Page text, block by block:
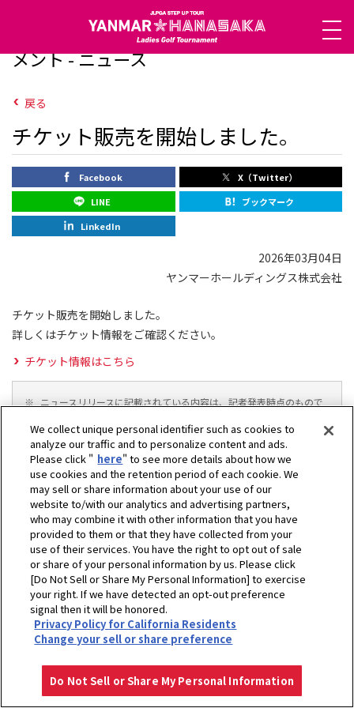
ヤンマーハナサカレディースゴルフトーナ
メント - ニュース
戻る
チケット販売を開始しました。
Facebook
X（Twitter）
LINE
ブックマーク
LinkedIn
2026年03月04日
ヤンマーホールディングス株式会社
チケット販売を開始しました。
詳しくはチケット情報をご確認ください。
チケット情報はこちら
※ ニュースリリースに記載されている内容は、記者発表時点のもので
願います。
ホーム 企業情報 スポーツ協賛活動
ゴルフ
ヤンマーハナサカ レディースゴルフトーナメント
チケット販売を開始しました。
Copyright © YANMAR HOLDINGS CO., LTD. All rights reserved.
プライバシーポリシー クッキーポリシー
We collect unique personal identifier such as cookies to
analyze our traffic and to personalize content and ads.
Please click " here" to see more details about how we
use cookies and the retention period of each cookie. We
may sell or share information about your use of our
website to/with our analytics and advertising partners,
who may combine it with other information that you have
provided to them or that they have collected from your
use of their services. You have the right to opt out of sale
or share of your personal information by us. Please click
[Do Not Sell or Share My Personal Information] to exercise
your right. If we have detected an opt-out preference
signal then it will be honored.
Privacy Policy for California Residents
Change your sell or share preference
Do Not Sell or Share My Personal Information